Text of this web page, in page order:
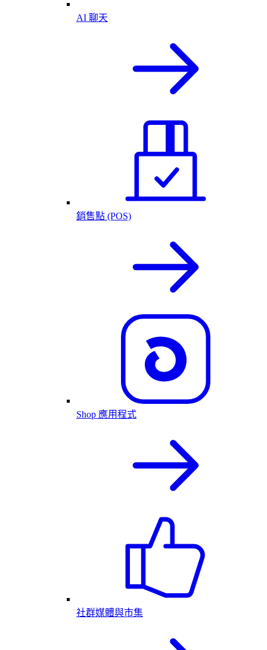
AI 聊天
銷售點 (POS)
Shop 應用程式
社群媒體與市集